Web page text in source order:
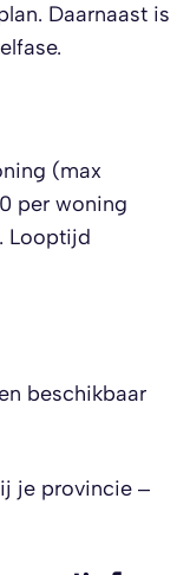
Daarnaast is
(max
per woning
Looptijd
beschikbaar
je provincie –